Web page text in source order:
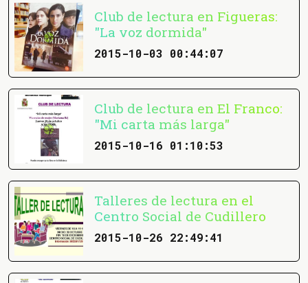
Club de lectura en Figueras:
"La voz dormida"
2015-10-03 00:44:07
Club de lectura en El Franco:
"Mi carta más larga"
2015-10-16 01:10:53
Talleres de lectura en el
Centro Social de Cudillero
2015-10-26 22:49:41